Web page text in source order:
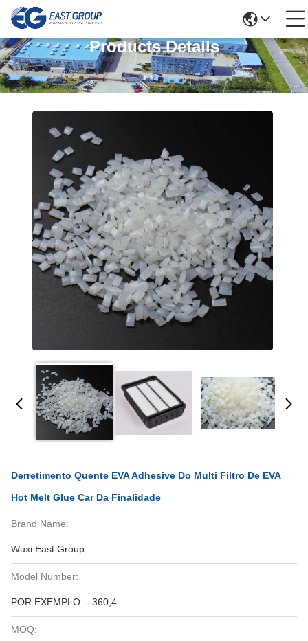
Products Details
Derretimento Quente EVA Adhesive Do Multi Filtro De EVA
Hot Melt Glue Car Da Finalidade
Brand Name:
Wuxi East Group
Model Number:
POR EXEMPLO. - 360,4
MOQ: